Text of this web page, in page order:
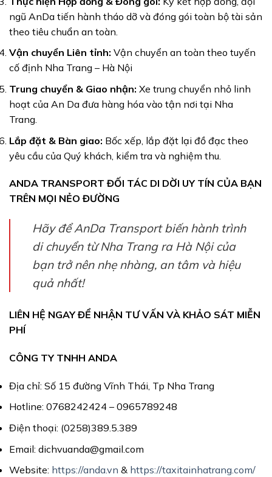
ngũ AnDa tiến hành tháo dỡ và đóng gói toàn bộ tài sản
theo tiêu chuẩn an toàn.
Vận chuyển Liên tỉnh: Vận chuyển an toàn theo tuyến
cố định Nha Trang – Hà Nội
Trung chuyển & Giao nhận: Xe trung chuyển nhỏ linh
hoạt của An Da đưa hàng hóa vào tận nơi tại Nha
Trang.
Lắp đặt & Bàn giao: Bốc xếp, lắp đặt lại đồ đạc theo
yêu cầu của Quý khách, kiểm tra và nghiệm thu.
ANDA TRANSPORT ĐỐI TÁC DI DỜI UY TÍN CỦA BẠN
TRÊN MỌI NẺO ĐƯỜNG
Hãy để AnDa Transport biến hành trình
di chuyển từ Nha Trang ra Hà Nội của
bạn trở nên nhẹ nhàng, an tâm và hiệu
quả nhất!
LIÊN HỆ NGAY ĐỂ NHẬN TƯ VẤN VÀ KHẢO SÁT MIỄN
PHÍ
CÔNG TY TNHH ANDA
Địa chỉ: Số 15 đường Vĩnh Thái, Tp Nha Trang
Hotline: 0768242424 – 0965789248
Điện thoại: (0258)389.5.389
Email: dichvuanda@gmail.com
Website: https://anda.vn & https://taxitainhatrang.com/